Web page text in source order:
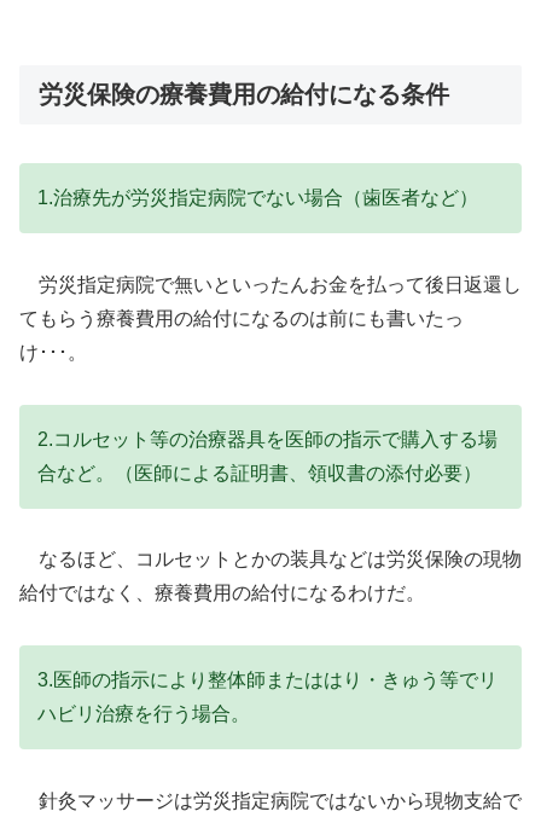
労災保険の療養費用の給付になる条件
1.治療先が労災指定病院でない場合（歯医者など）
労災指定病院で無いといったんお金を払って後日返還し
てもらう療養費用の給付になるのは前にも書いたっ
け･･･。
2.コルセット等の治療器具を医師の指示で購入する場
合など。（医師による証明書、領収書の添付必要）
なるほど、コルセットとかの装具などは労災保険の現物
給付ではなく、療養費用の給付になるわけだ。
3.医師の指示により整体師またははり・きゅう等でリ
ハビリ治療を行う場合。
針灸マッサージは労災指定病院ではないから現物支給で